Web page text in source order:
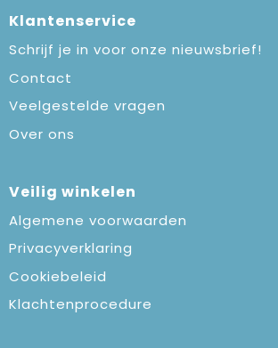
Klantenservice
Schrijf je in voor onze nieuwsbrief!
Contact
Veelgestelde vragen
Over ons
Veilig winkelen
Algemene voorwaarden
Privacyverklaring
Cookiebeleid
Klachtenprocedure